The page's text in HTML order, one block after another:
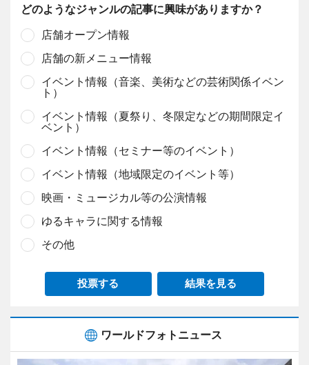
どのようなジャンルの記事に興味がありますか？
店舗オープン情報
店舗の新メニュー情報
イベント情報（音楽、美術などの芸術関係イベン
ト）
イベント情報（夏祭り、冬限定などの期間限定イ
ベント）
イベント情報（セミナー等のイベント）
イベント情報（地域限定のイベント等）
映画・ミュージカル等の公演情報
ゆるキャラに関する情報
その他
投票する 結果を見る
ワールドフォトニュース